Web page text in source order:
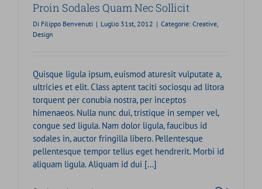
Proin Sodales Quam Nec Sollicit
Di Filippo Benvenuti | Luglio 31st, 2012 | Categorie: Creative,
Design
Quisque ligula ipsum, euismod aturesit vulputate a,
ultricies et elit. Class aptent taciti sociosqu ad litora
torquent per conubia nostra, per inceptos
himenaeos. Nulla nunc dui, tristique in semper vel,
congue sed ligula. Nam dolor ligula, faucibus id
sodales in, auctor fringilla libero. Pellentesque
pellentesque tempor tellus eget hendrerit. Morbi id
aliquam ligula. Aliquam id dui [...]